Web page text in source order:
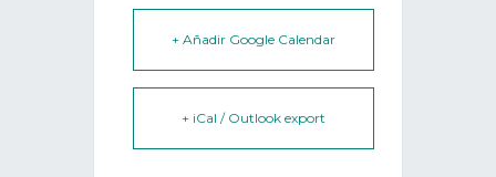
+ Añadir Google Calendar
+ iCal / Outlook export